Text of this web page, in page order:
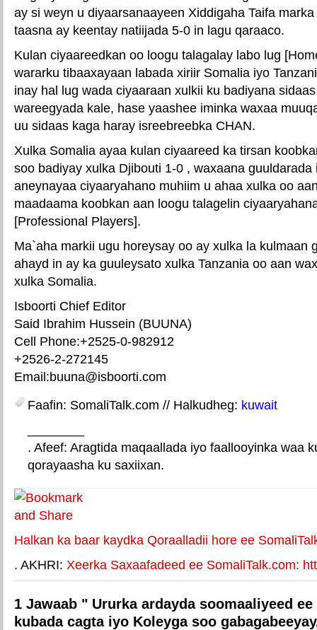
ay si weyn u diyaarsanaayeen Xiddigaha Taifa
taasna ay keentay natiijada 5-0 in lagu qaraaco.
Kulan ciyaareedkan oo loogu talagalay labo lug
wararku tibaaxayaan labada xiriir Somalia iyo
inay hal lug wada ciyaaraan xulkii ku badiyana
wareegyada kale, hase yaashee iminka waxaa
uu sidaas kaga haray isreebreebka CHAN.
Xulka Somalia ayaa kulan ciyaareed ka tirsan
soo badiyay xulka Djibouti 1-0 , waxaana
aneynayaa ciyaaryahano muhiim u ahaa xulka oo
maadaama koobkan aan loogu talagelin
[Professional Players].
Ma`aha markii ugu horeysay oo ay xulka la kulmaan
ahayd in ay ka guuleysato xulka Tanzania oo aan
xulka Somalia.
Isboorti Chief Editor
Said Ibrahim Hussein (BUUNA)
Cell Phone:+2525-0-982912
+2526-2-272145
Email:buuna@isboorti.com
Faafin: SomaliTalk.com // Halkudheg: kuwait
. Afeef: Aragtida maqaallada iyo faallooyinka waa
qorayaasha ku saxiixan.
Halkan ka baar kaydka Qoraalladii hore ee
. AKHRI: Xeerka Saxaafadeed ee SomaliTalk.com:
1 Jawaab " Ururka ardayda soomaaliyeed
kubada cagta iyo Koleyga soo